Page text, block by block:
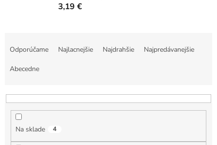
3,19 €
i
e
Odporúčame Najlacnejšie Najdrahšie Najpredávanejšie
Abecedne
Na sklade 4